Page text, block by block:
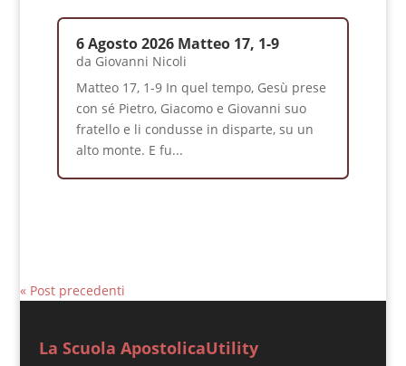
6 Agosto 2026 Matteo 17, 1-9
da Giovanni Nicoli
Matteo 17, 1-9 In quel tempo, Gesù prese
con sé Pietro, Giacomo e Giovanni suo
fratello e li condusse in disparte, su un
alto monte. E fu...
« Post precedenti
La Scuola ApostolicaUtility